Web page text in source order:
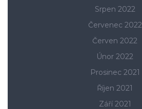
Srpen 2022
Červenec 2022
Červen 2022
Únor 2022
Prosinec 2021
Říjen 2021
Září 2021